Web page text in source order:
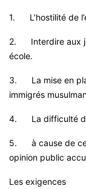
1. L’hostilité de
2.
Interdire aux
école.
3.
La mise en
immigrés
4. La difficulté
5.
à cause de
opinion public
Les exigences